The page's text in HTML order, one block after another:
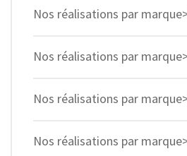
Nos réalisations par
Nos réalisations par
Nos réalisations par
Nos réalisations par